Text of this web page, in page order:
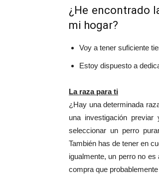
¿He encontrado
mi hogar?
Voy a tener suficiente
Estoy dispuesto a
La raza para ti
¿Hay una determinada
una investigación
seleccionar un perro
También has de tener en
igualmente, un perro no
compra que